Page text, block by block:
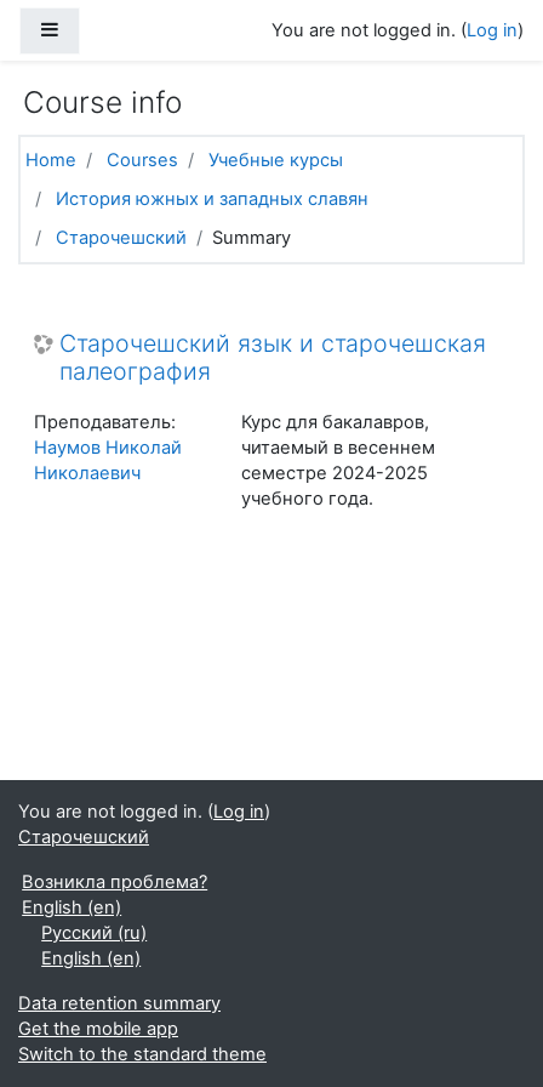
You are not logged in. (Log in)
Course info
Home Courses
Учебные курсы
История южных и западных славян
Старочешский
Summary
Старочешский язык и старочешская
палеография
Курс для бакалавров,
читаемый в весеннем
семестре 2024-2025
учебного года.
Преподаватель:
Наумов Николай
Николаевич
You are not logged in. (Log in)
Старочешский
Возникла проблема?
English ‎(en)‎
Русский ‎(ru)‎
English ‎(en)‎
Data retention summary
Get the mobile app
Switch to the standard theme